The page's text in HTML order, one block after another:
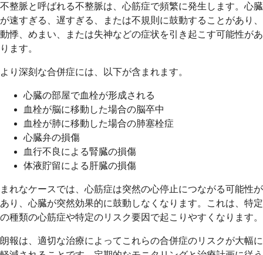
不整脈と呼ばれる不整脈は、心筋症で頻繁に発生します。心臓
が速すぎる、遅すぎる、または不規則に鼓動することがあり、
動悸、めまい、または失神などの症状を引き起こす可能性があ
ります。
より深刻な合併症には、以下が含まれます。
心臓の部屋で血栓が形成される
血栓が脳に移動した場合の脳卒中
血栓が肺に移動した場合の肺塞栓症
心臓弁の損傷
血行不良による腎臓の損傷
体液貯留による肝臓の損傷
まれなケースでは、心筋症は突然の心停止につながる可能性が
あり、心臓が突然効果的に鼓動しなくなります。これは、特定
の種類の心筋症や特定のリスク要因で起こりやすくなります。
朗報は、適切な治療によってこれらの合併症のリスクが大幅に